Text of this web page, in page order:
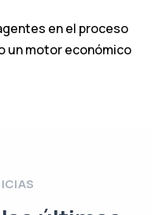
en el proceso
un motor económico